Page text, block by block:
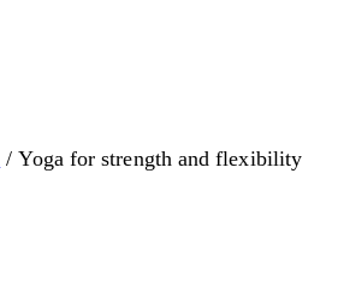
/ Yoga for strength and flexibility